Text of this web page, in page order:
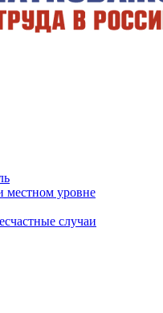
местном уровне
случаи